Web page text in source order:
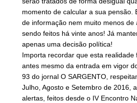
momento de calcular a sua pensão.
de informação nem muito menos de
sendo feitos há vinte anos! Já
apenas uma decisão política!
Importa recordar que esta realidade
antes mesmo da entrada em vigor
93 do jornal O SARGENTO,
Julho, Agosto e Setembro de 2016,
alertas, feitos desde o IV Encontro